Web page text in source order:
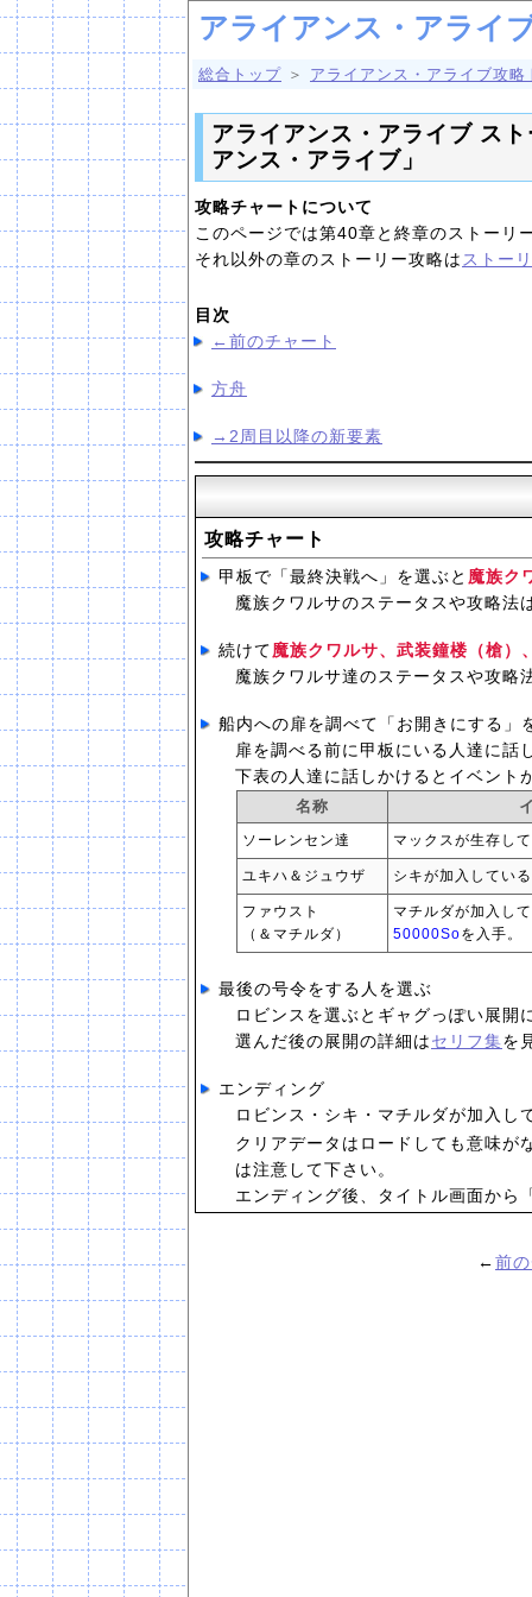
アライアンス・アライ
総合トップ ＞ アライアンス・アライブ攻略
アライアンス・アライブ ス
アンス・アライブ」
攻略チャートについて
このページでは第40章と終章のストーリ
それ以外の章のストーリー攻略は ストー
目次
←前のチャート
方舟
→2周目以降の新要素
攻略チャート
甲板で「最終決戦へ」を選ぶと 魔族ク
魔族クワルサのステータスや攻略法
続けて魔族クワルサ、武装鐘楼（槍）
魔族クワルサ達のステータスや攻略
船内への扉を調べて「お開きにする」
扉を調べる前に甲板にいる人達に話
下表の人達に話しかけるとイベント
名称
ソーレンセン達 マックスが生存し
ユキハ＆ジュウザ シキが加入してい
ファウスト
（＆マチルダ）
マチルダが加入し
50000Soを入手。
最後の号令をする人を選ぶ
ロビンスを選ぶとギャグっぽい展開
選んだ後の展開の詳細はセリフ集を
エンディング
ロビンス・シキ・マチルダが加入し
クリアデータはロードしても意味が
は注意して下さい。
エンディング後、タイトル画面か
←前